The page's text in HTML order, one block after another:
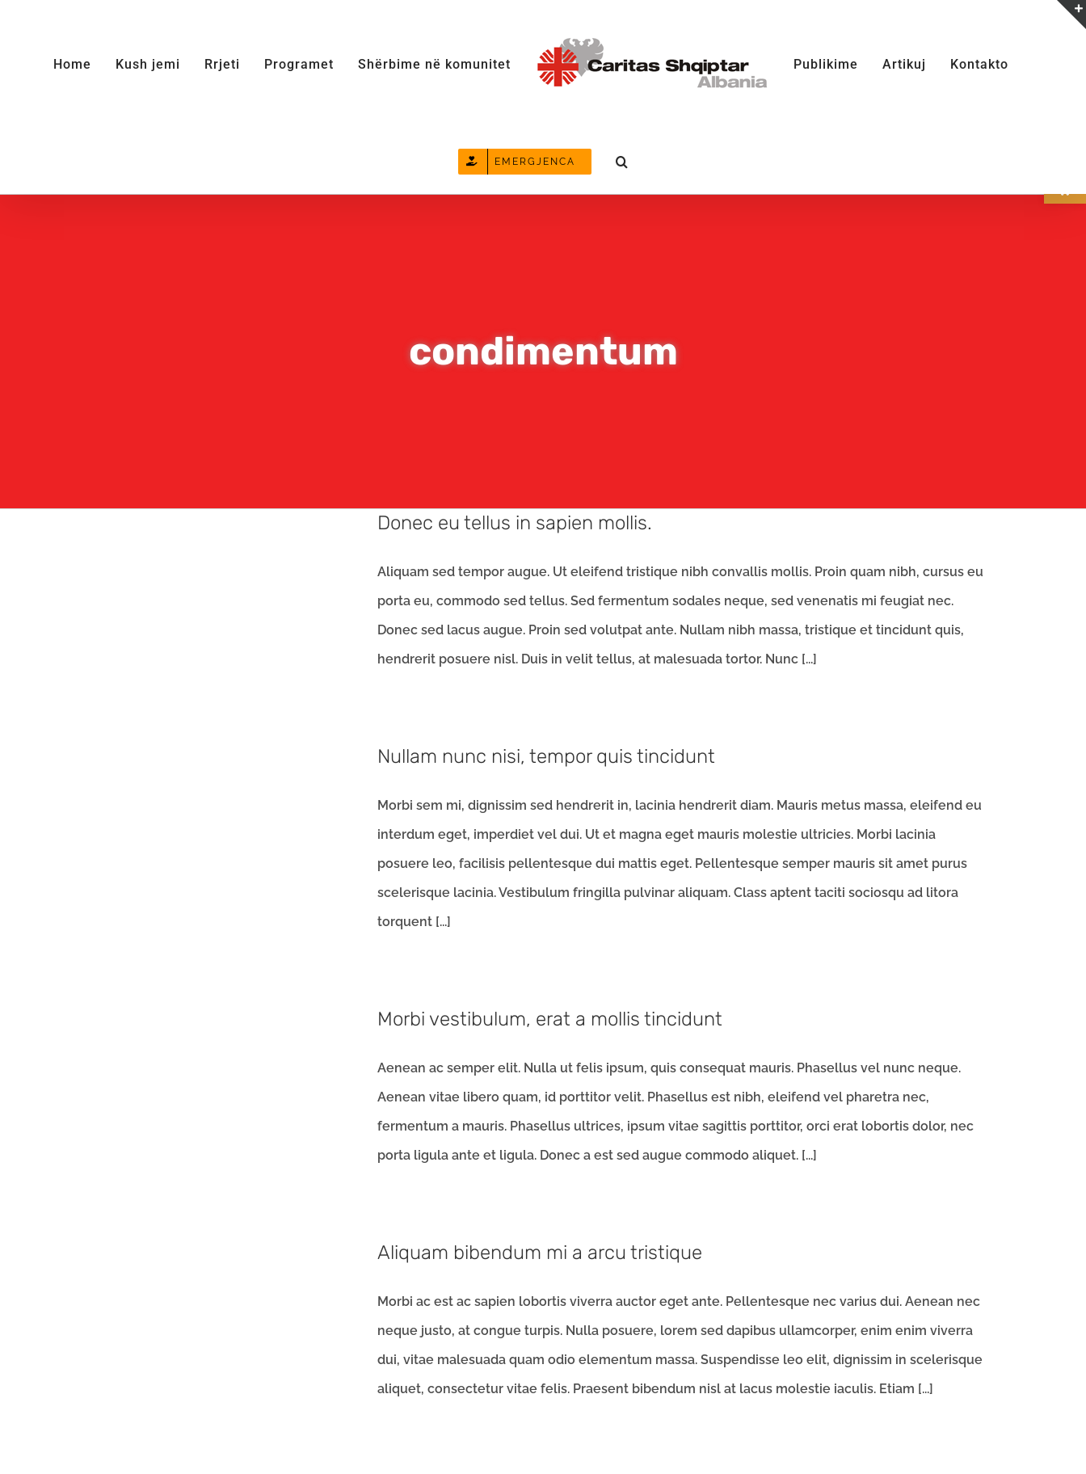
Home Kush jemi Rrjeti Programet Shërbime në komunitet Publikime Artikuj Kontakto
EMERGJENCA
condimentum
Donec eu tellus in sapien mollis.
Aliquam sed tempor augue. Ut eleifend tristique nibh convallis mollis. Proin quam nibh, cursus eu
porta eu, commodo sed tellus. Sed fermentum sodales neque, sed venenatis mi feugiat nec.
Donec sed lacus augue. Proin sed volutpat ante. Nullam nibh massa, tristique et tincidunt quis,
hendrerit posuere nisl. Duis in velit tellus, at malesuada tortor. Nunc [...]
Nullam nunc nisi, tempor quis tincidunt
Morbi sem mi, dignissim sed hendrerit in, lacinia hendrerit diam. Mauris metus massa, eleifend eu
interdum eget, imperdiet vel dui. Ut et magna eget mauris molestie ultricies. Morbi lacinia
posuere leo, facilisis pellentesque dui mattis eget. Pellentesque semper mauris sit amet purus
scelerisque lacinia. Vestibulum fringilla pulvinar aliquam. Class aptent taciti sociosqu ad litora
torquent [...]
Morbi vestibulum, erat a mollis tincidunt
Aenean ac semper elit. Nulla ut felis ipsum, quis consequat mauris. Phasellus vel nunc neque.
Aenean vitae libero quam, id porttitor velit. Phasellus est nibh, eleifend vel pharetra nec,
fermentum a mauris. Phasellus ultrices, ipsum vitae sagittis porttitor, orci erat lobortis dolor, nec
porta ligula ante et ligula. Donec a est sed augue commodo aliquet. [...]
Aliquam bibendum mi a arcu tristique
Morbi ac est ac sapien lobortis viverra auctor eget ante. Pellentesque nec varius dui. Aenean nec
neque justo, at congue turpis. Nulla posuere, lorem sed dapibus ullamcorper, enim enim viverra
dui, vitae malesuada quam odio elementum massa. Suspendisse leo elit, dignissim in scelerisque
aliquet, consectetur vitae felis. Praesent bibendum nisl at lacus molestie iaculis. Etiam [...]